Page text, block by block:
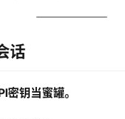
话
密钥当蜜罐。